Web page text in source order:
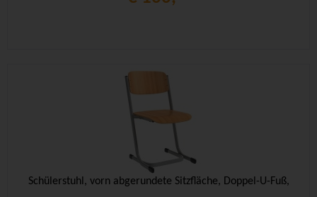
Schülerstuhl, vorn abgerundete Sitzfläche, Doppel-U-Fuß,